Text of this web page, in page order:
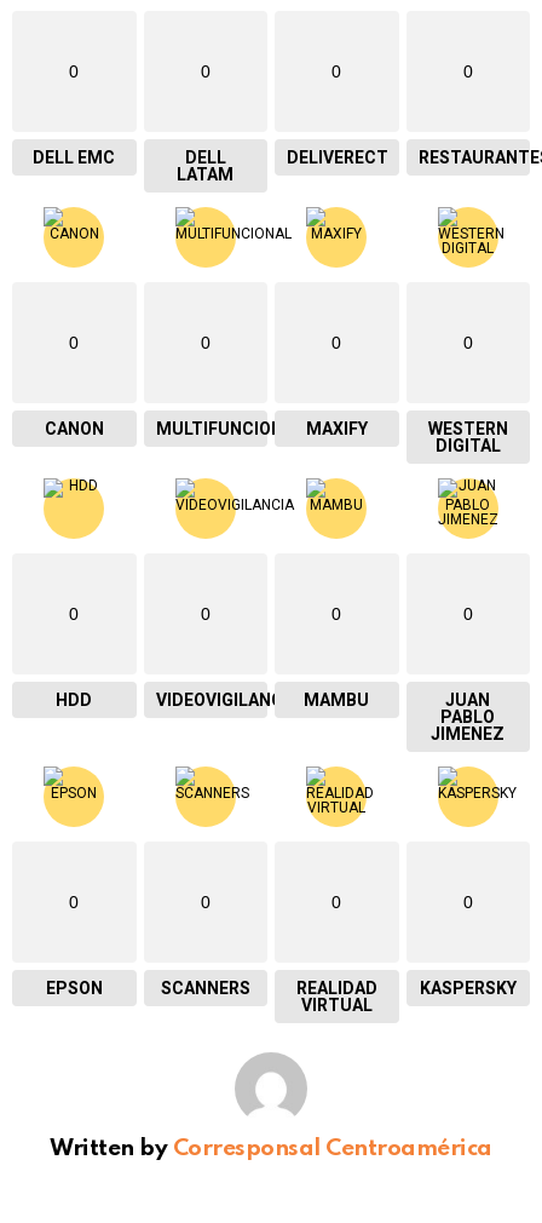
0
DELL EMC
0
DELL
LATAM
0
DELIVERECT
0
0
CANON
0
MULTIFUNCIONAL
0
MAXIFY
0
WESTERN
DIGITAL
0
HDD
0
VIDEOVIGILANCIA
0
MAMBU
0
JUAN
PABLO
JIMENEZ
0
EPSON
0
SCANNERS
0
REALIDAD
VIRTUAL
0
KASPERSKY
Written by Corresponsal Centroamérica